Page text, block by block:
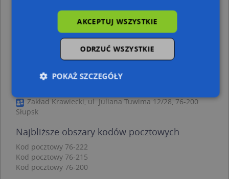
Galeria Fryzur - inne punkty w pobliżu
Vincenzo Ristorante, Wojska Polskiego 26a, 76-200
Firma Handlowa, Wileńska 39, 76-200 Słupsk
Handel Detaliczny Art Przemysłowymi A M Harcej, ul.
Zakład Krawiecki, ul. Juliana Tuwima 12/28, 76-200
Słupsk
Najbliższe obszary kodów pocztowych
Kod pocztowy 76-222
Kod pocztowy 76-215
Kod pocztowy 76-200
AKCEPTUJ WSZYSTKIE
ODRZUĆ WSZYSTKIE
POKAŻ SZCZEGÓŁY
Funkcjonalność
Niesklasyfikowane
Niezbędne pliki cookie umożliwiają korzystanie z
podstawowych funkcji strony internetowej, takich
jak logowanie użytkownika i zarządzanie kontem.